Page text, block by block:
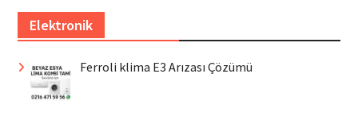
Elektronik
Ferroli klima E3 Arızası Çözümü